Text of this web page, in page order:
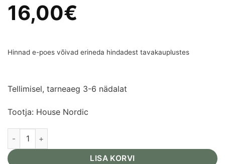
16,00€
Hinnad e-poes võivad erineda hindadest tavakauplustes
Tellimisel, tarneaeg 3-6 nädalat
Tootja: House Nordic
Küünlaalus Caramel komplekt kogus
LISA KORVI